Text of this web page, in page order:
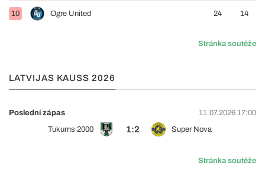
10 Ogre United 24 14
Stránka soutěže
LATVIJAS KAUSS 2026
Poslední zápas
11.07.2026 17:00
Tukums 2000
1:2 Super Nova
Stránka soutěže